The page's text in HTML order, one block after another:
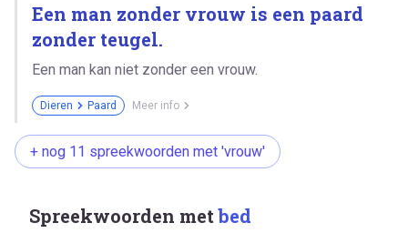
Een man zonder vrouw is een paard
zonder teugel.
Een man kan niet zonder een vrouw.
Dieren Paard Meer info
+ nog 11 spreekwoorden met 'vrouw'
Spreekwoorden metbed